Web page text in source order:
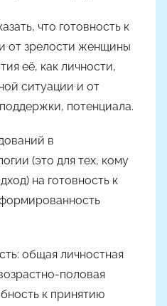
что готовность к
от зрелости женщины
её, как личности,
ситуации и от
потенциала.
в
(это для тех, кому
на готовность к
общая личностная
половая
к принятию